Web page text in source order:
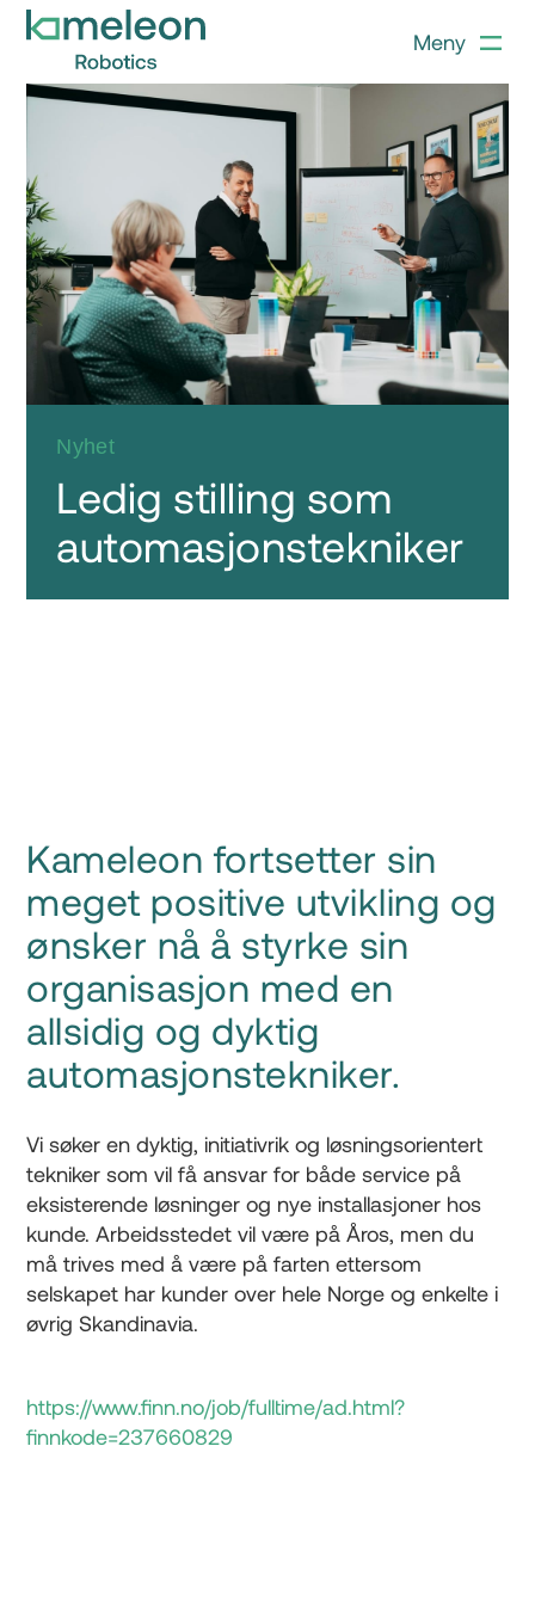
Meny
Nyhet
Ledig stilling som
automasjonstekniker
Kameleon fortsetter sin
meget positive utvikling og
ønsker nå å styrke sin
organisasjon med en
allsidig og dyktig
automasjonstekniker.
Vi søker en dyktig, initiativrik og løsningsorientert
tekniker som vil få ansvar for både service på
eksisterende løsninger og nye installasjoner hos
kunde. Arbeidsstedet vil være på Åros, men du
må trives med å være på farten ettersom
selskapet har kunder over hele Norge og enkelte i
øvrig Skandinavia.
https://www.finn.no/job/fulltime/ad.html?
finnkode=237660829